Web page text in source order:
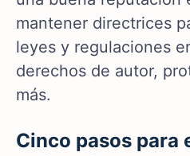
mantener directrices
leyes y regulaciones
derechos de autor,
más.
Cinco pasos para